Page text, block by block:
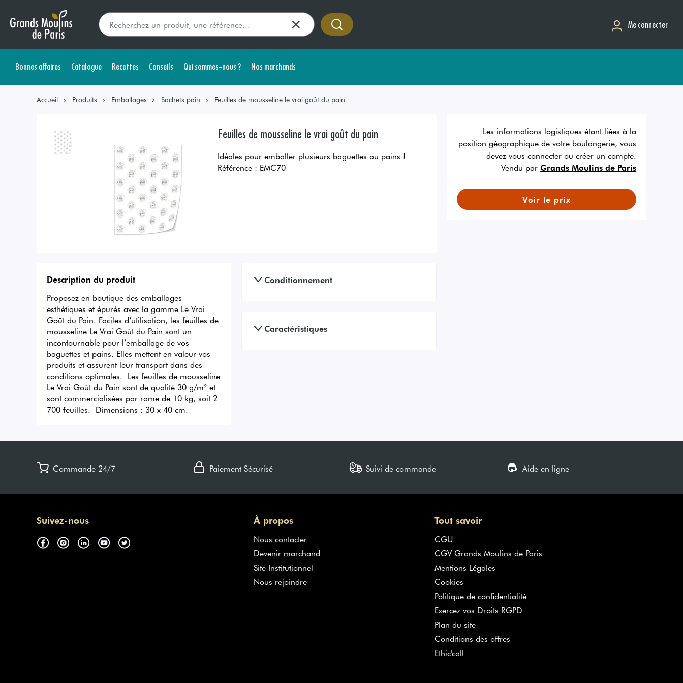
Me connecter
Bonnes affaires Catalogue Recettes Conseils Qui sommes-nous ? Nos marchands
Accueil Produits Emballages Sachets pain Feuilles de mousseline le vrai goût du pain
Feuilles de mousseline le vrai goût du pain
Idéales pour emballer plusieurs baguettes ou pains !
Référence : EMC70
Les informations logistiques étant liées à la
position géographique de votre boulangerie, vous
devez vous connecter ou créer un compte.
Vendu par Grands Moulins de Paris
Voir le prix
Description du produit
Proposez en boutique des emballages
esthétiques et épurés avec la gamme Le Vrai
Goût du Pain. Faciles d’utilisation, les feuilles de
mousseline Le Vrai Goût du Pain sont un
incontournable pour l’emballage de vos
baguettes et pains. Elles mettent en valeur vos
produits et assurent leur transport dans des
conditions optimales.  Les feuilles de mousseline
Le Vrai Goût du Pain sont de qualité 30 g/m² et
sont commercialisées par rame de 10 kg, soit 2
700 feuilles.  Dimensions : 30 x 40 cm.
Conditionnement
Caractéristiques
Commande 24/7 Paiement Sécurisé Suivi de commande Aide en ligne
Suivez-nous À propos
Nous contacter
Devenir marchand
Site Institutionnel
Nous rejoindre
Tout savoir
CGU
CGV Grands Moulins de Paris
Mentions Légales
Cookies
Politique de confidentialité
Exercez vos Droits RGPD
Plan du site
Conditions des offres
Ethic'call